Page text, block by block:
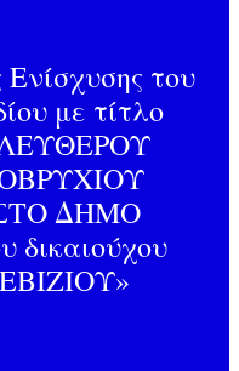
Ενίσχυσης του
με τίτλο
ΔΗΜΟ